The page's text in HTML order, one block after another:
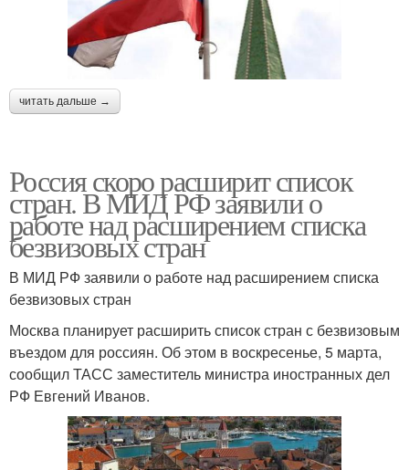
читать дальше →
Россия скоро расширит список
стран. В МИД РФ заявили о
работе над расширением списка
безвизовых стран
В МИД РФ заявили о работе над расширением списка
безвизовых стран
Москва планирует расширить список стран с безвизовым
въездом для россиян. Об этом в воскресенье, 5 марта,
сообщил ТАСС заместитель министра иностранных дел
РФ Евгений Иванов.